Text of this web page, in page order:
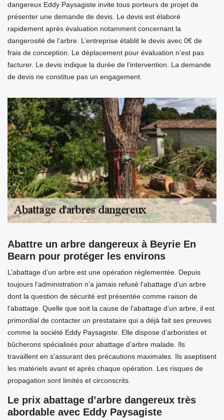
dangereux Eddy Paysagiste invite tous porteurs de projet de
présenter une demande de devis. Le devis est élaboré
rapidement après évaluation notamment concernant la
dangerosité de l’arbre. L’entreprise établit le devis avec 0€ de
frais de conception. Le déplacement pour évaluation n’est pas
facturer. Le devis indique la durée de l’intervention. La demande
de devis ne constitue pas un engagement.
Abattre un arbre dangereux à Beyrie En
Bearn pour protéger les environs
L’abattage d’un arbre est une opération réglementée. Depuis
toujours l’administration n’a jamais refusé l’abattage d’un arbre
dont la question de sécurité est présentée comme raison de
l’abattage. Quelle que soit la cause de l’abattage d’un arbre, il est
primordial de contacter un prestataire qui a déjà fait ses preuves
comme la société Eddy Paysagiste. Elle dispose d’arboristes et
bûcherons spécialisés pour abattage d’arbre malade. Ils
travaillent en s’assurant des précautions maximales. Ils aseptisent
les matériels avant et après chaque opération. Les risques de
propagation sont limités et circonscrits.
Le prix abattage d’arbre dangereux très
abordable avec Eddy Paysagiste